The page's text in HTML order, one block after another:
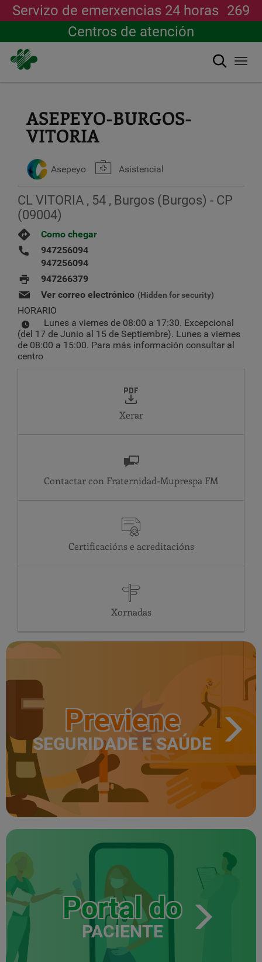
principal
Servizo de emerxencias 24 horas 269
Centros de atención
Buscar
ASEPEYO-BURGOS-
VITORIA
Asepeyo Asistencial
CL VITORIA , 54 , Burgos (Burgos) - CP
(09004)
Como chegar
947256094
947256094
947266379
Ver correo electrónico (Hidden for security)
HORARIO
Lunes a viernes de 08:00 a 17:30. Excepcional
(del 17 de Junio al 15 de Septiembre). Lunes a viernes
de 08:00 a 15:00. Para más información consultar al
centro
Xerar
Contactar con Fraternidad-Muprespa
Certificacións e acreditacións
Xornadas
Previene
SEGURIDADE E SAÚDE
Portal do
PACIENTE